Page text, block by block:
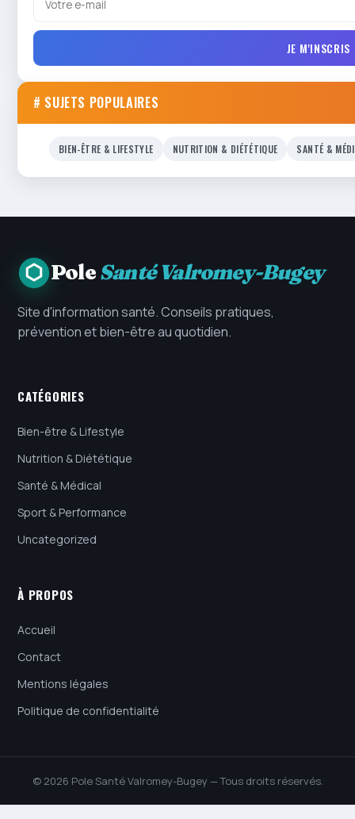
JE M'INSCRIS
# SUJETS POPULAIRES
BIEN-ÊTRE & LIFESTYLE NUTRITION & DIÉTÉTIQUE SANTÉ &
PoleSanté Valromey-Bugey
Site d'information santé. Conseils pratiques,
prévention et bien-être au quotidien.
CATÉGORIES
Bien-être & Lifestyle
Nutrition & Diététique
Santé & Médical
Sport & Performance
Uncategorized
À PROPOS
Accueil
Contact
Mentions légales
Politique de confidentialité
© 2026 Pole Santé Valromey-Bugey — Tous droits réservés.